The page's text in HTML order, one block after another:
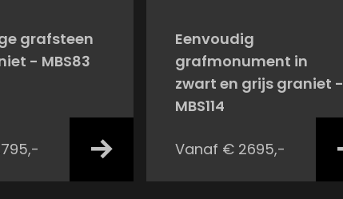
grafsteen
- MBS83
Eenvoudig
grafmonument in
zwart en grijs graniet -
MBS114
Vanaf € 2695,-